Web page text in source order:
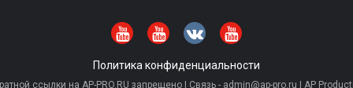
Политика конфиденциальности
ссылки на AP-PRO.RU запрещено | Связь - admin@ap-pro.ru | AP